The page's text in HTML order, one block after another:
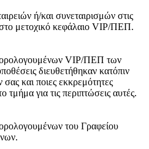
ή/και συνεταιρισμών στις
μετοχικό κεφάλαιο VIP/ΠΕΠ.
VIP/ΠΕΠ των
διευθετήθηκαν κατόπιν
και ποιες εκκρεμότητες
για τις περιπτώσεις αυτές.
του Γραφείου